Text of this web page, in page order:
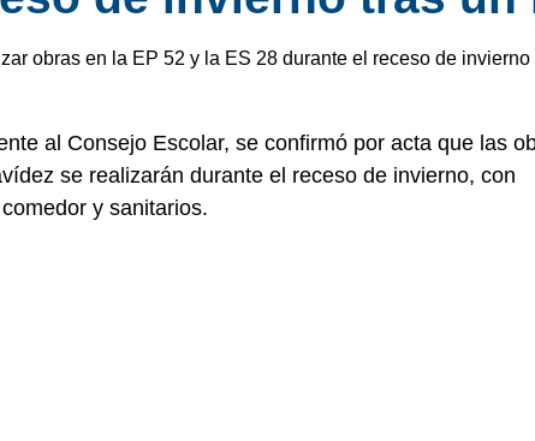
al Consejo Escolar, se confirmó por acta que las
se realizarán durante el receso de invierno, con
y sanitarios.